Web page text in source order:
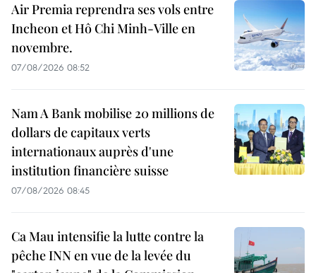
Air Premia reprendra ses vols entre
Incheon et Hô Chi Minh-Ville en
novembre.
07/08/2026 08:52
Nam A Bank mobilise 20 millions de
dollars de capitaux verts
internationaux auprès d'une
institution financière suisse
07/08/2026 08:45
Ca Mau intensifie la lutte contre la
pêche INN en vue de la levée du